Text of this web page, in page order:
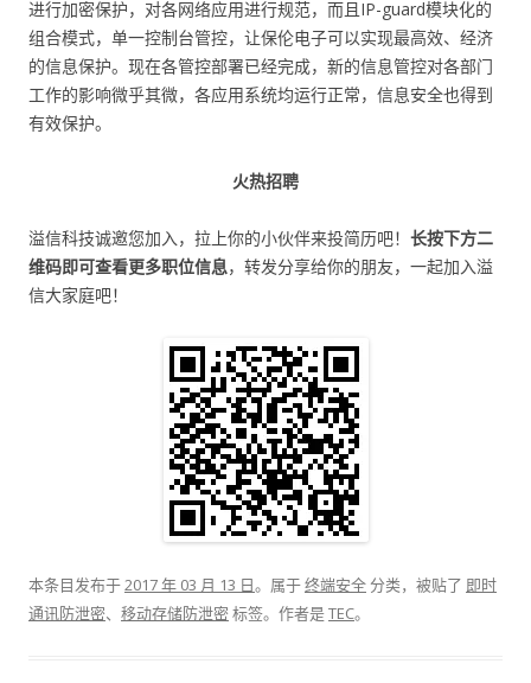
进行加密保护，对各网络应用进行规范，而且IP-guard模块化的
组合模式，单一控制台管控，让保伦电子可以实现最高效、经济
的信息保护。现在各管控部署已经完成，新的信息管控对各部门
工作的影响微乎其微，各应用系统均运行正常，信息安全也得到
有效保护。
火热招聘
溢信科技诚邀您加入，拉上你的小伙伴来投简历吧！ 长按下方二
维码即可查看更多职位信息，转发分享给你的朋友，一起加入溢
信大家庭吧！
本条目发布于2017 年 03 月 13 日。属于终端安全分类，被贴了 即时
通讯防泄密、 移动存储防泄密标签。 作者是TEC。